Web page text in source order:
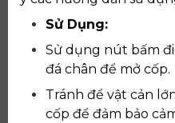
Sử Dụng:
Sử dụng nút bấm
đá chân để mở cốp.
Tránh để vật cản
cốp để đảm bảo